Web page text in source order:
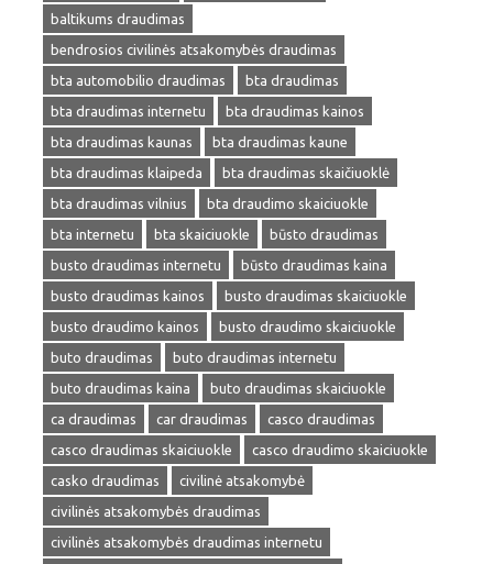
baltikums draudimas
bendrosios civilinės atsakomybės draudimas
bta automobilio draudimas
bta draudimas
bta draudimas internetu
bta draudimas kainos
bta draudimas kaunas
bta draudimas kaune
bta draudimas klaipeda
bta draudimas skaičiuoklė
bta draudimas vilnius
bta draudimo skaiciuokle
bta internetu
bta skaiciuokle
būsto draudimas
busto draudimas internetu
būsto draudimas kaina
busto draudimas kainos
busto draudimas skaiciuokle
busto draudimo kainos
busto draudimo skaiciuokle
buto draudimas
buto draudimas internetu
buto draudimas kaina
buto draudimas skaiciuokle
ca draudimas
car draudimas
casco draudimas
casco draudimas skaiciuokle
casco draudimo skaiciuokle
casko draudimas
civilinė atsakomybė
civilinės atsakomybės draudimas
civilinės atsakomybės draudimas internetu